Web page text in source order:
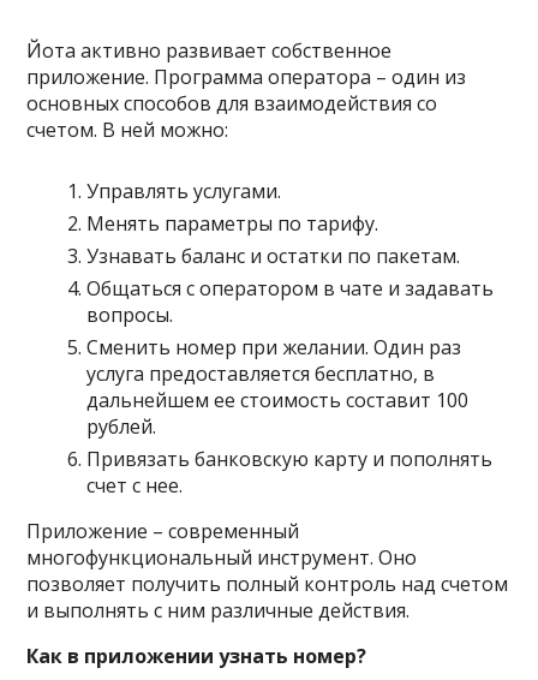
Йота активно развивает собственное
приложение. Программа оператора – один из
основных способов для взаимодействия со
счетом. В ней можно:
Управлять услугами.
Менять параметры по тарифу.
Узнавать баланс и остатки по пакетам.
Общаться с оператором в чате и задавать
вопросы.
Сменить номер при желании. Один раз
услуга предоставляется бесплатно, в
дальнейшем ее стоимость составит 100
рублей.
Привязать банковскую карту и пополнять
счет с нее.
Приложение – современный
многофункциональный инструмент. Оно
позволяет получить полный контроль над счетом
и выполнять с ним различные действия.
Как в приложении узнать номер?